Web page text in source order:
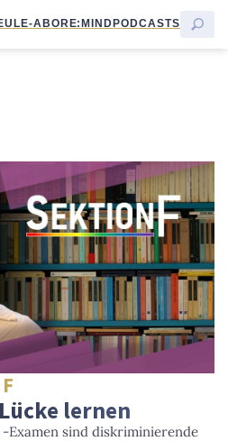
ABORE:MINDPODCASTS
lernen
Examen sind diskriminierende